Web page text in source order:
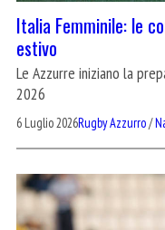
Italia Femminile: le
estivo
Le Azzurre iniziano la
2026
6 Luglio 2026Rugby Azzurro/